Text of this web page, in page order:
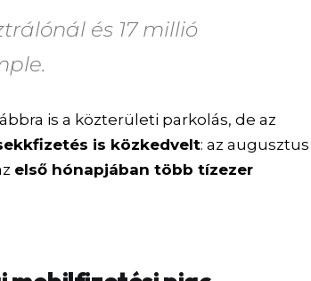
és 17 millió
is a közterületi parkolás, de az
is közkedvelt: az augusztus
első hónapjában több tízezer